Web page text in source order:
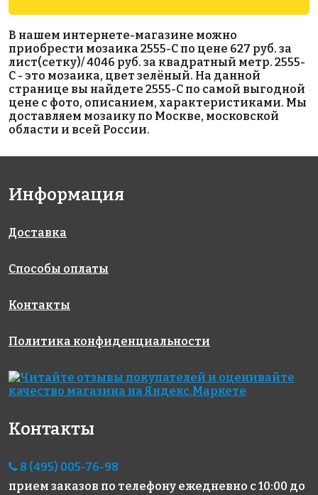
AKE190
Испания
313x495
AKE211
Испания
340x340
AKE108
Испания
313x495
6664 руб./м²
313x495
6962 руб./м²
AKE002
Испания
313x495
AKE176
Испания
313x495
AKE184
Испания
313x495
В нашем интернете-магазине можно
приобрести мозаика 2555-С по цене 627 руб. за
лист(сетку)/ 4046 руб. за квадратный метр. 2555-
С - это мозаика, цвет зелёный. На данной
странице вы найдете 2555-С по самой выгодной
цене с фото, описанием, характеристиками. Мы
доставляем мозаику по Москве, московской
области и всей России.
Информация
Доставка
Способы оплаты
Контакты
Политика конфиденциальности
Контакты
8 (495) 005-76-98
прием заказов по телефону ежедневно с 10:00 до